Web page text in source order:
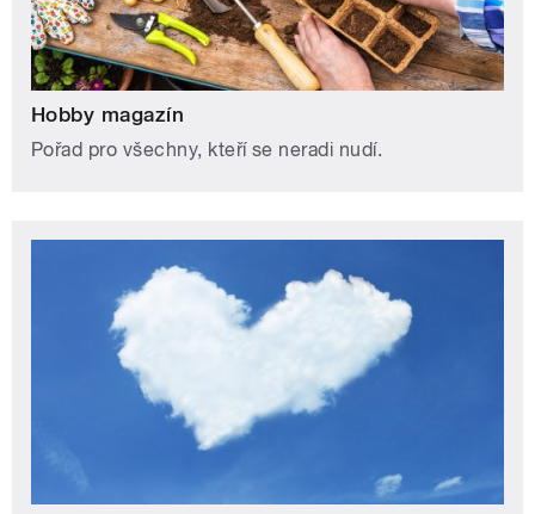
Hobby magazín
Pořad pro všechny, kteří se neradi nudí.